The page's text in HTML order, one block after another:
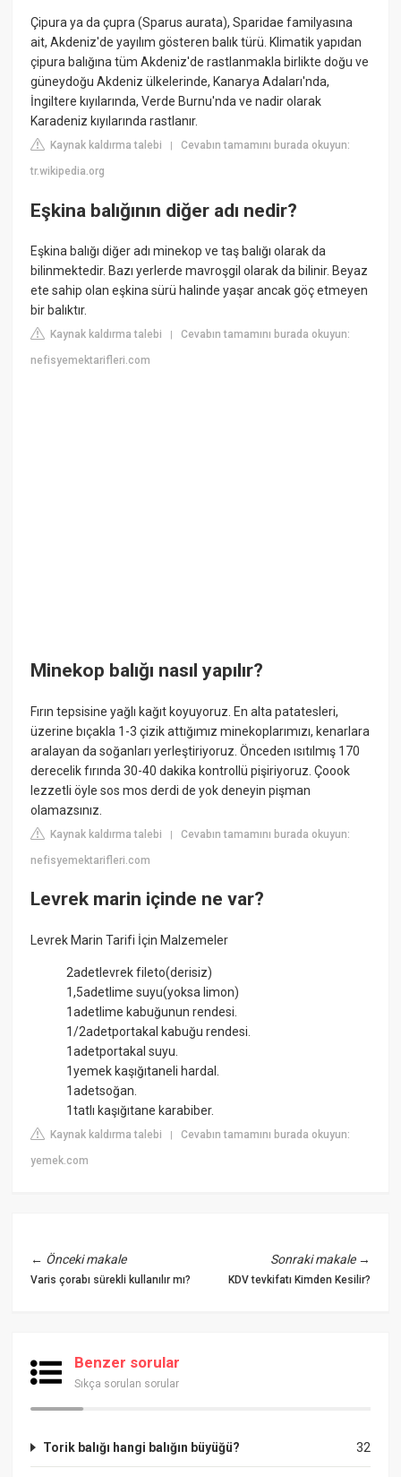
Çipura ya da çupra (Sparus aurata), Sparidae familyasına
ait, Akdeniz'de yayılım gösteren balık türü. Klimatik yapıdan
çipura balığına tüm Akdeniz'de rastlanmakla birlikte doğu ve
güneydoğu Akdeniz ülkelerinde, Kanarya Adaları'nda,
İngiltere kıyılarında, Verde Burnu'nda ve nadir olarak
Karadeniz kıyılarında rastlanır.
Kaynak kaldırma talebi |Cevabın tamamını burada okuyun:
tr.wikipedia.org
Eşkina balığının diğer adı nedir?
Eşkina balığı diğer adı minekop ve taş balığı olarak da
bilinmektedir. Bazı yerlerde mavroşgil olarak da bilinir. Beyaz
ete sahip olan eşkina sürü halinde yaşar ancak göç etmeyen
bir balıktır.
Kaynak kaldırma talebi |Cevabın tamamını burada okuyun:
nefisyemektarifleri.com
Minekop balığı nasıl yapılır?
Fırın tepsisine yağlı kağıt koyuyoruz. En alta patatesleri,
üzerine bıçakla 1-3 çizik attığımız minekoplarımızı, kenarlara
aralayan da soğanları yerleştiriyoruz. Önceden ısıtılmış 170
derecelik fırında 30-40 dakika kontrollü pişiriyoruz. Çoook
lezzetli öyle sos mos derdi de yok deneyin pişman
olamazsınız.
Kaynak kaldırma talebi |Cevabın tamamını burada okuyun:
nefisyemektarifleri.com
Levrek marin içinde ne var?
Levrek Marin Tarifi İçin Malzemeler
2adetlevrek fileto(derisiz)
1,5adetlime suyu(yoksa limon)
1adetlime kabuğunun rendesi.
1/2adetportakal kabuğu rendesi.
1adetportakal suyu.
1yemek kaşığıtaneli hardal.
1adetsoğan.
1tatlı kaşığıtane karabiber.
Kaynak kaldırma talebi |Cevabın tamamını burada okuyun:
yemek.com
← Önceki makale
Varis çorabı sürekli kullanılır mı?
Sonraki makale→
KDV tevkifatı Kimden Kesilir?
Benzer sorular
Sıkça sorulan sorular
32
Torik balığı hangi balığın büyüğü?